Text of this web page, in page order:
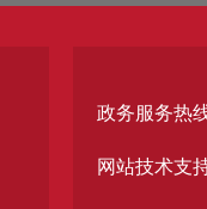
政务服务热
网站技术支